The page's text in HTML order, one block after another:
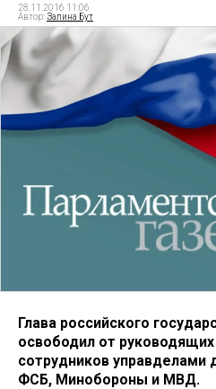
28.11.2016 11:06
Автор:Залина Бут
Глава российского
освободил от
сотрудников управделами
ФСБ, Минобороны и МВД.